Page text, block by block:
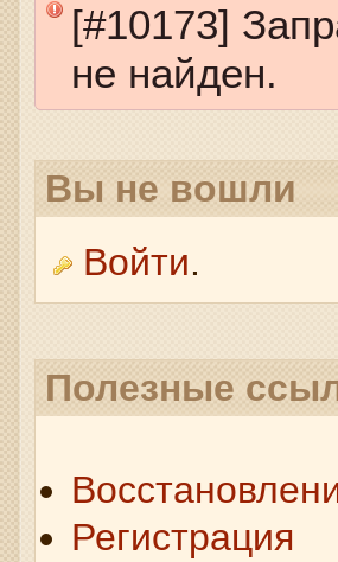
[#10173]
не найден.
Вы не вошли
Войти.
Полезные
Регистрация